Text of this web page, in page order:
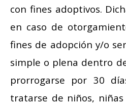
con fines adoptivos.
en caso de
fines de adopción y/o
simple o plena dentro
prorrogarse por 30
tratarse de niños,